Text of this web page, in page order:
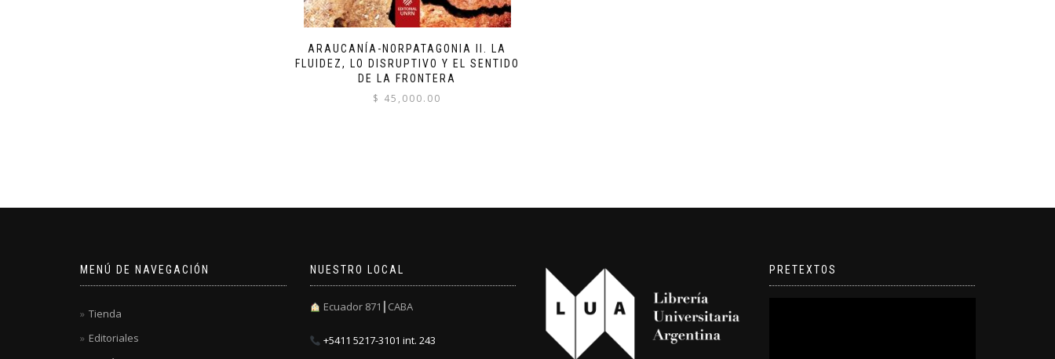
ARAUCANÍA-NORPATAGONIA II. LA
FLUIDEZ, LO DISRUPTIVO Y EL SENTIDO
DE LA FRONTERA
$ 45,000.00
MENÚ DE NAVEGACIÓN
Tienda
Editoriales
NUESTRO LOCAL
Ecuador 871┃CABA
+5411 5217-3101 int. 243
PRETEXTOS